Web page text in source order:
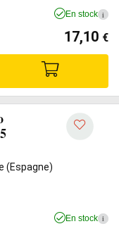
En stock i
17,10 €
(Espagne)
En stock i